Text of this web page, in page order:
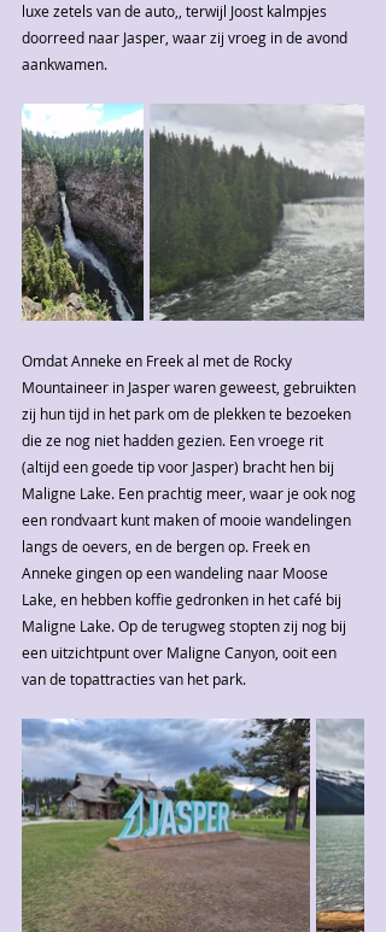
luxe zetels van de auto,, terwijl Joost kalmpjes
doorreed naar Jasper, waar zij vroeg in de avond
aankwamen.
Omdat Anneke en Freek al met de Rocky
Mountaineer in Jasper waren geweest, gebruikten
zij hun tijd in het park om de plekken te bezoeken
die ze nog niet hadden gezien. Een vroege rit
(altijd een goede tip voor Jasper) bracht hen bij
Maligne Lake. Een prachtig meer, waar je ook nog
een rondvaart kunt maken of mooie wandelingen
langs de oevers, en de bergen op. Freek en
Anneke gingen op een wandeling naar Moose
Lake, en hebben koffie gedronken in het café bij
Maligne Lake. Op de terugweg stopten zij nog bij
een uitzichtpunt over Maligne Canyon, ooit een
van de topattracties van het park.